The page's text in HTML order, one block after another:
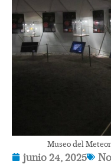
Museo del
junio 24, 2025